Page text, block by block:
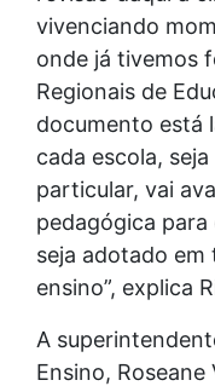
vivenciando
onde já tivemos
Regionais de
documento está
cada escola,
particular, vai
pedagógica para
seja adotado em
ensino”, explica
A
Ensino,